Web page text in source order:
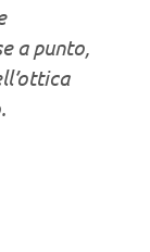
a punto,